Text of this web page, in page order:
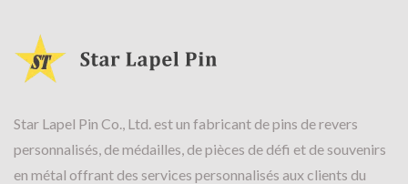
Star Lapel Pin Co., Ltd. est un fabricant de pins de revers
personnalisés, de médailles, de pièces de défi et de souvenirs
en métal offrant des services personnalisés aux clients du